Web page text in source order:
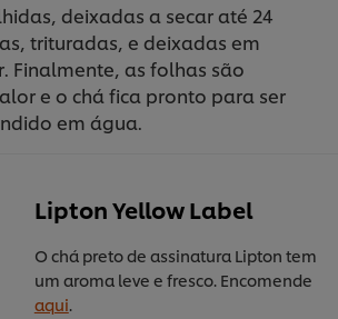
deixadas a secar até 24
trituradas, e deixadas em
Finalmente, as folhas são
e o chá fica pronto para ser
em água.
Lipton Yellow Label
O chá preto de assinatura Lipton tem
um aroma leve e fresco. Encomende
aqui